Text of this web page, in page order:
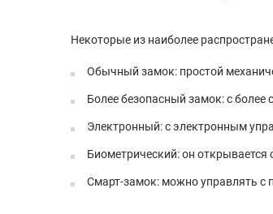
Некоторые из наиболее
Обычный замок: простой
Более безопасный замок: с
Электронный: с электронным
Биометрический: он
Смарт-замок: можно управлять с